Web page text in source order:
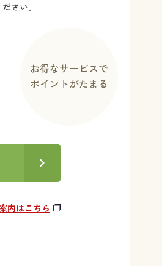
さい。
お得なサービスで
ポイントがたまる
内はこちら